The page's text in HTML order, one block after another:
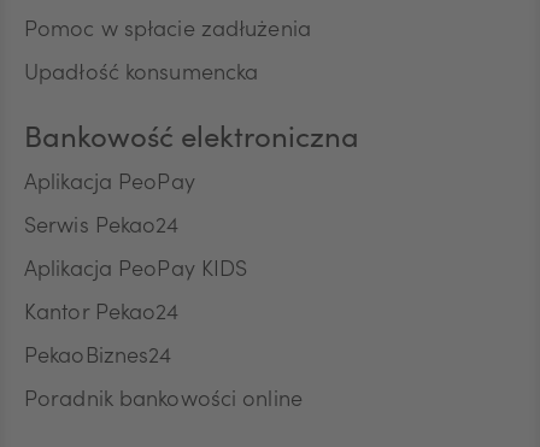
ZAR
Pomoc w spłacie zadłużenia
Upadłość konsumencka
Bankowość elektroniczna
Aplikacja PeoPay
Serwis Pekao24
Aplikacja PeoPay KIDS
Kantor Pekao24
PekaoBiznes24
Poradnik bankowości online